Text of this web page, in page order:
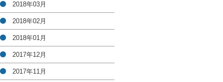
2018年03月
2018年02月
2018年01月
2017年12月
2017年11月